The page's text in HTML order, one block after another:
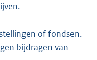
of fondsen.
bijdragen van